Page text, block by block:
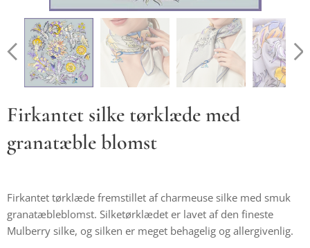
Firkantet silke tørklæde med
granatæble blomst
Firkantet tørklæde fremstillet af charmeuse silke med smuk
granatæbleblomst. Silketørklædet er lavet af den fineste
Mulberry silke, og silken er meget behagelig og allergivenlig.